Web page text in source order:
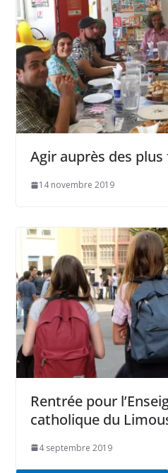
Agir auprès des plus
14 novembre 2019
Rentrée pour
catholique du
4 septembre 2019